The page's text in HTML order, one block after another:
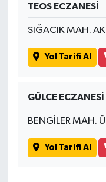
TEOS ECZANESİ
SIĞACIK MAH.
Yol Tarifi Al
GÜLCE ECZANESİ
BENGİLER MAH.
Yol Tarifi Al